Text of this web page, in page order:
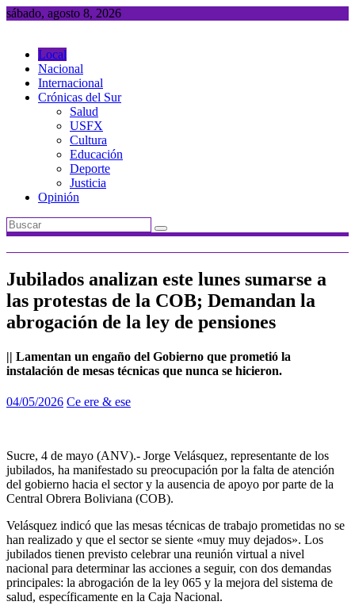
Saltar
sábado, agosto 8, 2026
Local
Nacional
Internacional
Crónicas del Sur
Salud
USFX
Cultura
Educación
Deporte
Justicia
Opinión
Jubilados analizan este lunes sumarse a
las protestas de la COB; Demandan la
abrogación de la ley de pensiones
|| Lamentan un engaño del Gobierno que prometió la
instalación de mesas técnicas que nunca se hicieron.
04/05/2026 Ce ere & ese
Sucre, 4 de mayo (ANV).- Jorge Velásquez, representante de los
jubilados, ha manifestado su preocupación por la falta de atención
del gobierno hacia el sector y la ausencia de apoyo por parte de la
Central Obrera Boliviana (COB).
Velásquez indicó que las mesas técnicas de trabajo prometidas no se
han realizado y que el sector se siente «muy muy dejados». Los
jubilados tienen previsto celebrar una reunión virtual a nivel
nacional para determinar las acciones a seguir, con dos demandas
principales: la abrogación de la ley 065 y la mejora del sistema de
salud, específicamente en la Caja Nacional.